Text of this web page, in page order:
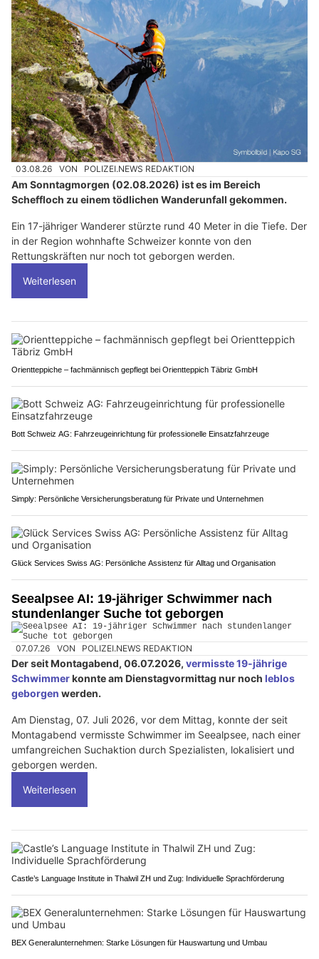
03.08.26 VON POLIZEI.NEWS REDAKTION
Am Sonntagmorgen (02.08.2026) ist es im Bereich
Scheffloch zu einem tödlichen Wanderunfall gekommen.
Ein 17-jähriger Wanderer stürzte rund 40 Meter in die Tiefe. Der
in der Region wohnhafte Schweizer konnte von den
Rettungskräften nur noch tot geborgen werden.
Weiterlesen
Orientteppiche – fachmännisch gepflegt bei Orientteppich Täbriz GmbH
Bott Schweiz AG: Fahrzeugeinrichtung für professionelle Einsatzfahrzeuge
Simply: Persönliche Versicherungsberatung für Private und Unternehmen
Glück Services Swiss AG: Persönliche Assistenz für Alltag und Organisation
Seealpsee AI: 19-jähriger Schwimmer nach
stundenlanger Suche tot geborgen
07.07.26 VON POLIZEI.NEWS REDAKTION
Der seit Montagabend, 06.07.2026, vermisste 19-jährige
Schwimmerkonnte am Dienstagvormittag nur noch leblos
geborgen werden.
Am Dienstag, 07. Juli 2026, vor dem Mittag, konnte der seit
Montagabend vermisste Schwimmer im Seealpsee, nach einer
umfangreichen Suchaktion durch Spezialisten, lokalisiert und
geborgen werden.
Weiterlesen
Castle’s Language Institute in Thalwil ZH und Zug: Individuelle Sprachförderung
BEX Generalunternehmen: Starke Lösungen für Hauswartung und Umbau